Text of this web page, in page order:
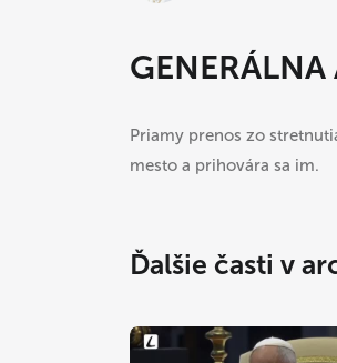
Priamy prenos zo
mesto a prihovára sa im.
Ďalšie časti v